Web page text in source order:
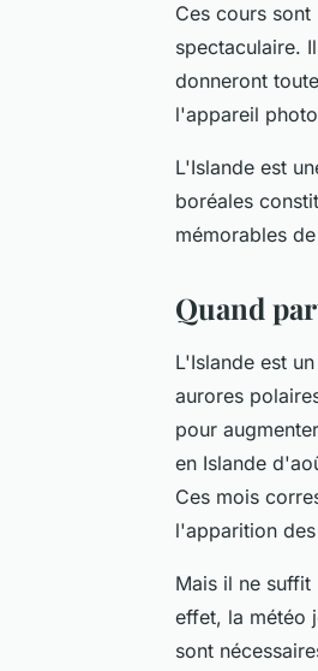
Ces cours
spectaculaire.
donneront
l'appareil
L'Islande est
boréales
mémorables
Quand
L'Islande est
aurores
pour
en Islande
Ces mois
l'apparition
Mais il ne
effet, la météo
sont